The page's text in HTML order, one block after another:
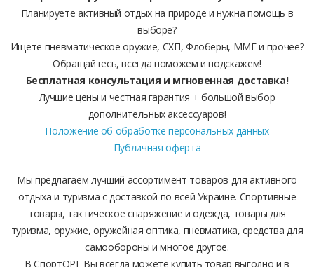
Планируете активный отдых на природе и нужна помощь в
выборе?
Ищете пневматическое оружие, СХП, Флоберы, ММГ и прочее?
Обращайтесь, всегда поможем и подскажем!
Бесплатная консультация и мгновенная доставка!
Лучшие цены и честная гарантия + большой выбор
дополнительных аксессуаров!
Положение об обработке персональных данных
Публичная оферта
Мы предлагаем лучший ассортимент товаров для активного
отдыха и туризма с доставкой по всей Украине. Спортивные
товары, тактическое снаряжение и одежда, товары для
туризма, оружие, оружейная оптика, пневматика, средства для
самообороны и многое другое.
В СпортОРГ Вы всегда можете купить товар выгодно и в